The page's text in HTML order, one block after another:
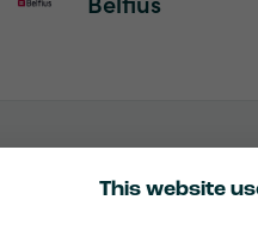
This website